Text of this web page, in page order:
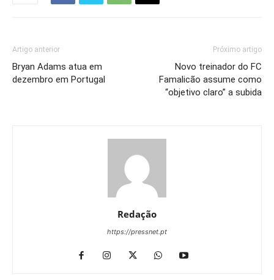
Artigo anterior
Bryan Adams atua em
dezembro em Portugal
Próximo artigo
Novo treinador do FC
Famalicão assume como
“objetivo claro” a subida
Redação
https://pressnet.pt